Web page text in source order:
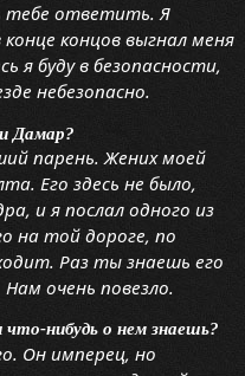
тебе ответить. Я
концов выгнал меня
я буду в безопасности,
небезопасно.
Дамар?
парень. Жених моей
Его здесь не было,
и я послал одного из
на той дороге, по
Раз ты знаешь его
очень повезло.
нибудь о нем знаешь?
Он имперец, но